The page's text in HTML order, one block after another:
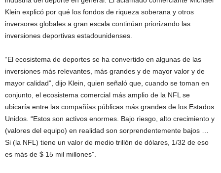
Klein explicó por qué los fondos de riqueza soberana y otros
inversores globales a gran escala continúan priorizando las
inversiones deportivas estadounidenses.
“El ecosistema de deportes se ha convertido en algunas de las
inversiones más relevantes, más grandes y de mayor valor y de
mayor calidad”, dijo Klein, quien señaló que, cuando se toman en
conjunto, el ecosistema comercial más amplio de la NFL se
ubicaría entre las compañías públicas más grandes de los Estados
Unidos. “Estos son activos enormes. Bajo riesgo, alto crecimiento y
(valores del equipo) en realidad son sorprendentemente bajos …
Si (la NFL) tiene un valor de medio trillón de dólares, 1/32 de eso
es más de $ 15 mil millones”.